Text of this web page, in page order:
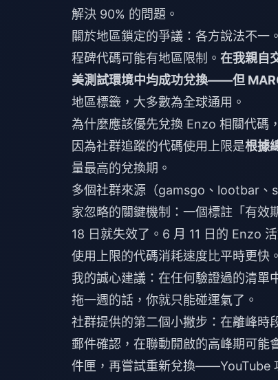
解決 90% 的問題。
關於地區鎖定的爭議：各方說法不一
程碑代碼可能有地區限制。 在我親自
美測試環境中均成功兌換——但
地區標籤，大多數為全球通用。
為什麼應該優先兌換 Enzo 相關代碼
因為社群追蹤的代碼使用上限是根據
量最高的兌換期。
多個社群來源（gamsgo、lootbar、
家忽略的關鍵機制：一個標註「有效
18 日就失效了。6 月 11 日的 Enzo
使用上限的代碼消耗速度比平時更快。
我的誠心建議：在任何驗證過的清單
拖一週的話，你就只能碰運氣了。
社群提供的第二個小撇步：在離峰時
郵件確認，在聯動開啟的高峰期可能
件匣，再嘗試重新兌換——YouTube